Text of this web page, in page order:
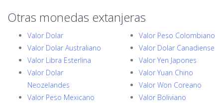
Otras monedas extanjeras
Valor Dolar
Valor Dolar Australiano
Valor Libra Esterlina
Valor Dolar
Neozelandes
Valor Peso Mexicano
Valor Peso Colombiano
Valor Dolar Canadiense
Valor Yen Japones
Valor Yuan Chino
Valor Won Coreano
Valor Boliviano